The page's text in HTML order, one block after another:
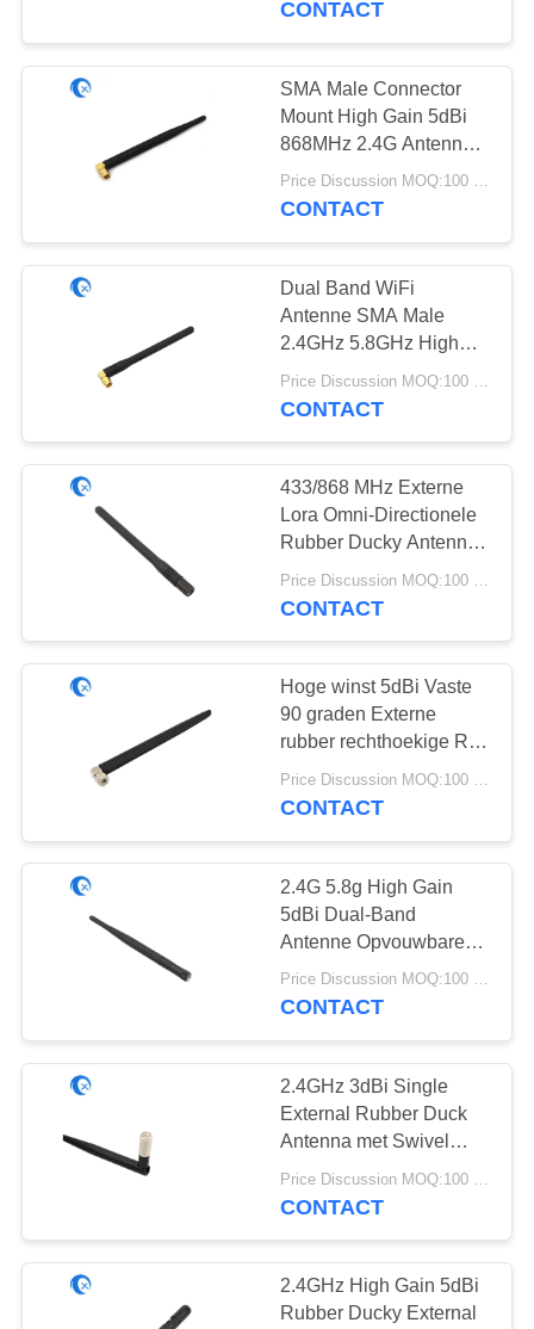
433 Mhz-Antenne
20
868 Mhz-Antenne
915 Mhz-Antenne
30
HDTV Antenne
Ultra Wideband
Antenne
8
CONTACT
SMA Male Connector
Mount High Gain 5dBi
868MHz 2.4G Antenne
NFC Vaste rechthoek
WiFi Rubber Duck
Price Discussion MOQ:100 stuks
CONTACT
Dual Band WiFi
Antenne SMA Male
2.4GHz 5.8GHz High
Gain 5dBi WiFi Aerial
Voor Draadloze Video
CONTACT
433/868 MHz Externe
Lora Omni-Directionele
Rubber Ducky Antenne
met SMA Man voor
Routers en Walkie Talkie
Price Discussion MOQ:100 stuks
CONTACT
Hoge winst 5dBi Vaste
90 graden Externe
rubber rechthoekige RP
SMA Mannelijke
connector 2.4GHz
Price Discussion MOQ:100 stuks
CONTACT
2.4G 5.8g High Gain
5dBi Dual-Band
Antenne Opvouwbare
Externe WiFi Antenne
Rubber Antenne met
Price Discussion MOQ:100 stuks
CONTACT
2.4GHz 3dBi Single
External Rubber Duck
Antenna met Swivel
SMA Connector voor HD
Security Camera
CONTACT
2.4GHz High Gain 5dBi
Rubber Ducky External